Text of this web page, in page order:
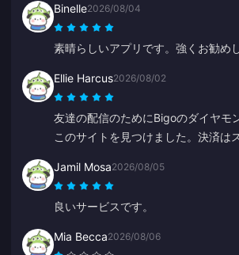
Binelle2026/08/04
素晴らしいアプリです。強くお勧め
Ellie Harcus2026/08/02
友達の配信のためにBigoのダイヤモ
このサイトを見つけました。決済は
Jamil Mosa2026/08/05
良いサービスです。
Mia Becca2026/08/06